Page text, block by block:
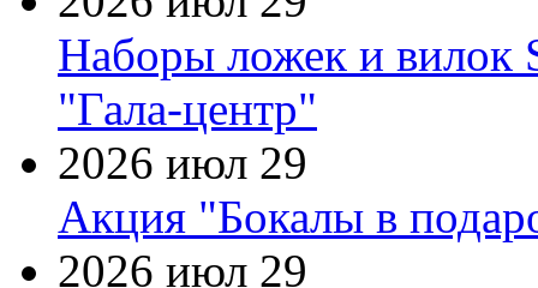
Наборы ложек и вилок
"Гала-центр"
2026 июл 29
Акция "Бокалы в
2026 июл 29